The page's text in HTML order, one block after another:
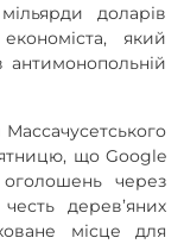
доларів
який
антимонопольній
що Google
через
дерев’яних
місце для